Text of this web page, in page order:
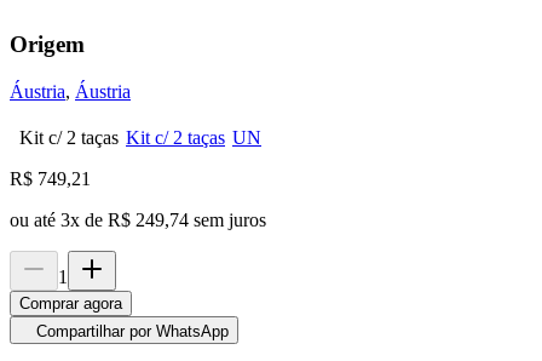
Origem
Áustria, Áustria
Kit c/ 2 taças Kit c/ 2 taças UN
R$ 749,21
ou até 3x de R$ 249,74 sem juros
1
Comprar agora
Compartilhar por WhatsApp